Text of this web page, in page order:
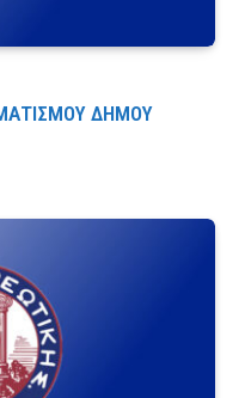
ΔΗΜΟΥ